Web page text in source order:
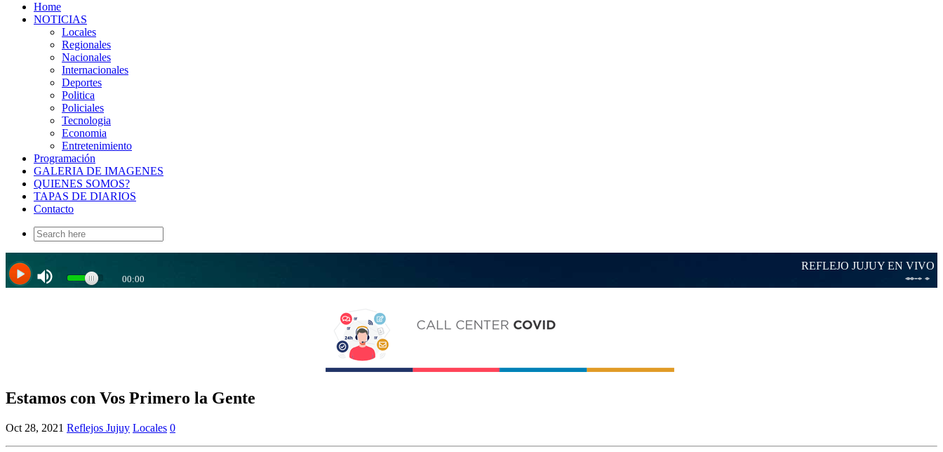
Home
NOTICIAS
Locales
Regionales
Nacionales
Internacionales
Deportes
Politica
Policiales
Tecnologia
Economia
Entretenimiento
Programación
GALERIA DE IMAGENES
QUIENES SOMOS?
TAPAS DE DIARIOS
Contacto
Search
for:
Estamos con Vos Primero la Gente
Oct 28, 2021 Reflejos Jujuy Locales 0